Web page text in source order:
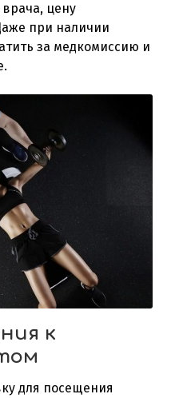
врача, цену
при наличии
за медкомиссию и
к
для посещения